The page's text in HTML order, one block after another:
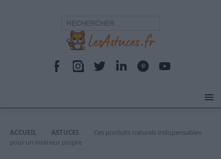
ACCUEIL ASTUCES
Ces produits naturels indispensables
pour un intérieur propre